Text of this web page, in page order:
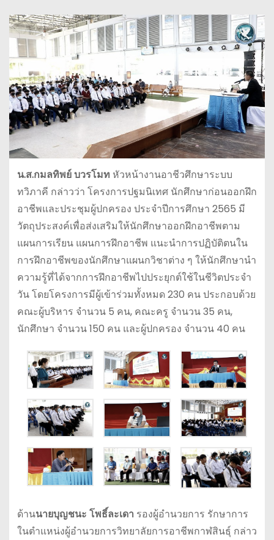
น.ส.กมลทิพย์ บวรโมท หัวหน้างานอาชีวศึกษาระบบ
ทวิภาคี กล่าวว่า โครงการปฐมนิเทศ นักศึกษาก่อนออกฝึก
อาชีพและประชุมผู้ปกครอง ประจำปีการศึกษา 2565 มี
วัตถุประสงค์เพื่อส่งเสริมให้นักศึกษาออกฝึกอาชีพตาม
แผนการเรียน แผนการฝึกอาชีพ แนะนำการปฏิบัติตนใน
การฝึกอาชีพของนักศึกษาแผนกวิชาต่าง ๆ ให้นักศึกษานำ
ความรู้ที่ได้จากการฝึกอาชีพไปประยุกต์ใช้ในชีวิตประจำ
วัน โดยโครงการมีผู้เข้าร่วมทั้งหมด 230 คน ประกอบด้วย
คณะผู้บริหาร จำนวน 5 คน, คณะครู จำนวน 35 คน,
นักศึกษา จำนวน 150 คน และผู้ปกครอง จำนวน 40 คน
ด้านนายบุญชนะ โพธิ์ละเดา รองผู้อำนวยการ รักษาการ
ในตำแหน่งผู้อำนวยการวิทยาลัยการอาชีพกาฬสินธุ์ กล่าว